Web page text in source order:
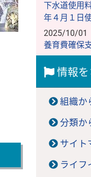
下水道使用
年４月１日
2025/10/01
養育費確保
情報を
組織か
分類か
サイト
ライフ